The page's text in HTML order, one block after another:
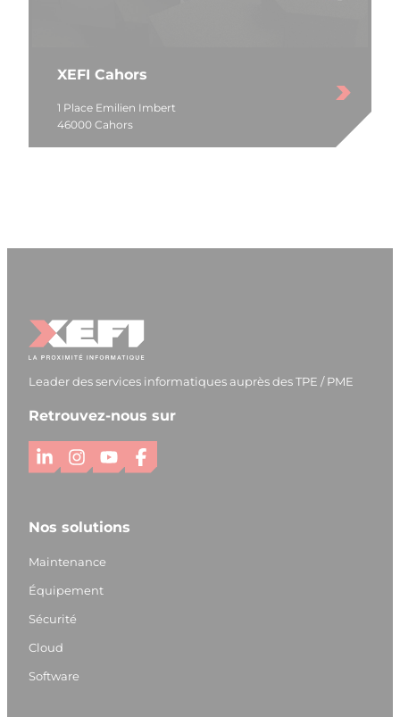
XEFI Cahors
1 Place Emilien Imbert
46000 Cahors
Leader des services informatiques auprès des TPE / PME
Retrouvez-nous sur
L
k
e
I
n
I
t
a
r
a
Y
T
F
Nos solutions
Maintenance
Équipement
Sécurité
Cloud
Software